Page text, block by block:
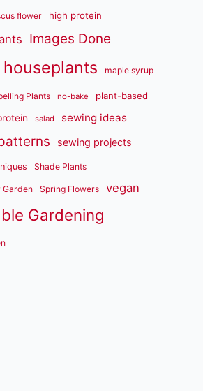
flower high protein
Images Done
maple syrup
Plants no-bake plant-based
salad sewing ideas
sewing projects
Shade Plants
Garden Spring Flowers vegan
Gardening